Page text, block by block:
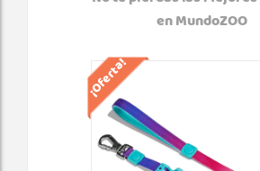
en MundoZOO
¡Oferta!